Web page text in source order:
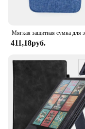
411,18руб.